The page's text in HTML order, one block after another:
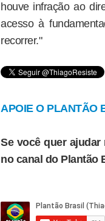
houve infração ao
acesso à
recorrer."
APOIE O PLANTÃO
Se você quer
no canal do Plantão